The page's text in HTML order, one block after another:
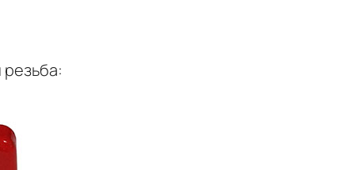
резьба: